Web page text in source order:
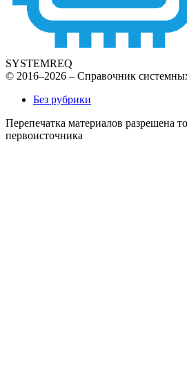
SYSTEMREQ
© 2016–2026 – Справочник
Без рубрики
Перепечатка материалов разрешена
первоисточника